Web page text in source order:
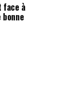
face à